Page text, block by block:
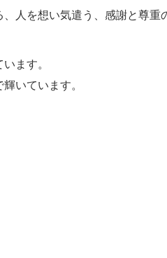
人を想い気遣う、感謝と尊重
ます。
いています。